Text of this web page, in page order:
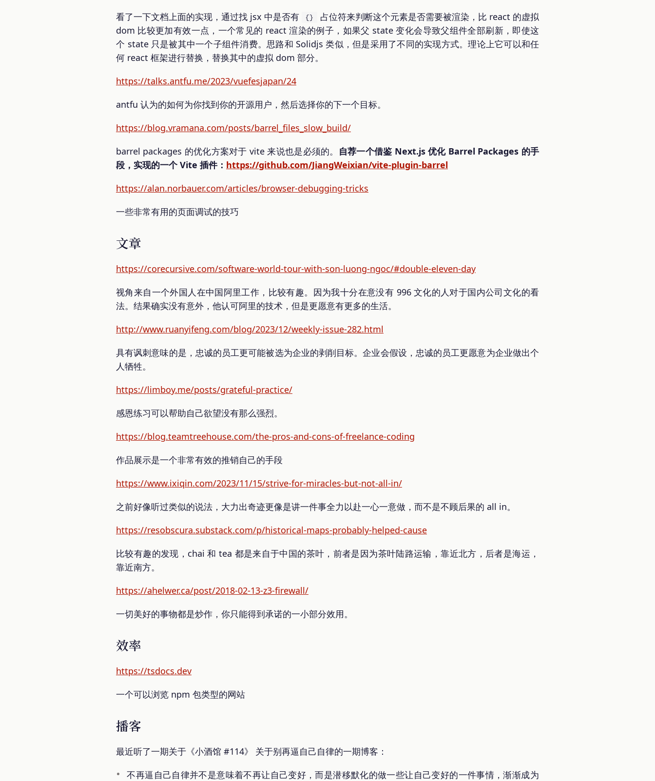
看了一下文档上面的实现，通过找 jsx 中是否有
{}
占位符来判断这个元素是否需要被渲染，比 react 的虚拟
dom 比较更加有效一点，一个常见的 react 渲染的例子，如果父 state 变化会导致父组件全部刷新，即使这
个 state 只是被其中一个子组件消费。思路和 Solidjs 类似，但是采用了不同的实现方式。理论上它可以和任
何 react 框架进行替换，替换其中的虚拟 dom 部分。
https://talks.antfu.me/2023/vuefesjapan/24
antfu 认为的如何为你找到你的开源用户，然后选择你的下一个目标。
https://blog.vramana.com/posts/barrel_files_slow_build/
barrel packages 的优化方案对于 vite 来说也是必须的。 自荐一个借鉴 Next.js 优化 Barrel Packages 的手
段，实现的一个 Vite 插件： https://github.com/JiangWeixian/vite-plugin-barrel
https://alan.norbauer.com/articles/browser-debugging-tricks
一些非常有用的页面调试的技巧
文章
https://corecursive.com/software-world-tour-with-son-luong-ngoc/#double-eleven-day
视角来自一个外国人在中国阿里工作，比较有趣。因为我十分在意没有 996 文化的人对于国内公司文化的看
法。结果确实没有意外，他认可阿里的技术，但是更愿意有更多的生活。
http://www.ruanyifeng.com/blog/2023/12/weekly-issue-282.html
具有讽刺意味的是，忠诚的员工更可能被选为企业的剥削目标。企业会假设，忠诚的员工更愿意为企业做出个
人牺牲。
https://limboy.me/posts/grateful-practice/
感恩练习可以帮助自己欲望没有那么强烈。
https://blog.teamtreehouse.com/the-pros-and-cons-of-freelance-coding
作品展示是一个非常有效的推销自己的手段
https://www.ixiqin.com/2023/11/15/strive-for-miracles-but-not-all-in/
之前好像听过类似的说法，大力出奇迹更像是讲一件事全力以赴一心一意做，而不是不顾后果的 all in。
https://resobscura.substack.com/p/historical-maps-probably-helped-cause
比较有趣的发现，chai 和 tea 都是来自于中国的茶叶，前者是因为茶叶陆路运输，靠近北方，后者是海运，
靠近南方。
https://ahelwer.ca/post/2018-02-13-z3-firewall/
一切美好的事物都是炒作，你只能得到承诺的一小部分效用。
效率
https://tsdocs.dev
一个可以浏览 npm 包类型的网站
播客
最近听了一期关于《小酒馆 #114》 关于别再逼自己自律的一期博客：
不再逼自己自律并不是意味着不再让自己变好，而是潜移默化的做一些让自己变好的一件事情，渐渐成为